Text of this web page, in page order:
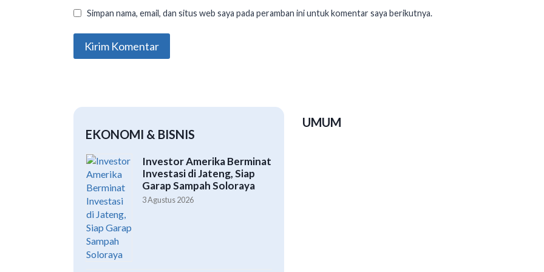
Simpan nama, email, dan situs web saya pada peramban ini untuk komentar saya berikutnya.
EKONOMI & BISNIS
Investor Amerika Berminat
Investasi di Jateng, Siap
Garap Sampah Soloraya
3 Agustus 2026
UMUM